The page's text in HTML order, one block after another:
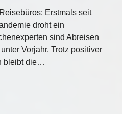
Erstmals seit
droht ein
sind Abreisen
Vorjahr. Trotz positiver
bleibt die…